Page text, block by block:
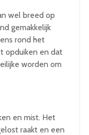
wel breed op
gemakkelijk
rond het
opduiken en dat
worden om
en mist. Het
raakt en een